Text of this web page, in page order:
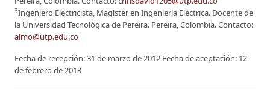
3Ingeniero Electricista, Magíster en Ingeniería Eléctrica. Docente de
la Universidad Tecnológica de Pereira. Pereira, Colombia. Contacto:
almo@utp.edu.co
Fecha de recepción: 31 de marzo de 2012 Fecha de aceptación: 12
de febrero de 2013